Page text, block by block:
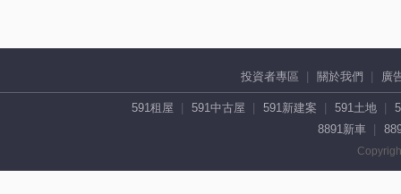
投資者專區 關於我們 廣
591租屋 591中古屋 591新建案 591土地
8891新車